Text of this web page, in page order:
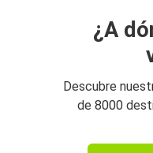
¿A
Descubre
de 8000